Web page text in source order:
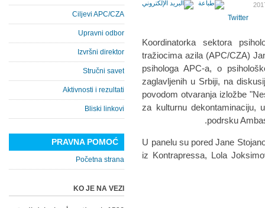
Twitter
Koordinatorka sektora
tražiocima azila (APC/CZA)
psihologa APC-a, o
zaglavljenih u Srbiji, na
povodom otvaranja izložbe
za kulturnu dekontaminaciju,
podrsku
U panelu su pored Jane
iz Kontrapressa, Lola
Ciljevi APC/CZA
Upravni odbor
Izvršni direktor
Stručni savet
Aktivnosti i rezultati
Bliski linkovi
PRAVNA POMOĆ
Početna strana
KO JE NA VEZI